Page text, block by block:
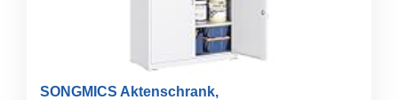
SONGMICS Aktenschrank,